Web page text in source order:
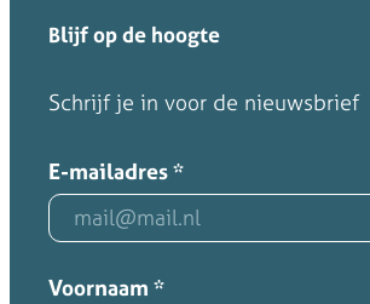
Blijf op de hoogte
Schrijf je in voor de nieuwsbrief
E-mailadres*
Voornaam *